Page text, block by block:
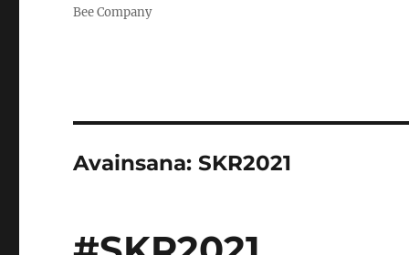
Bee Company
Avainsana:SKR2021